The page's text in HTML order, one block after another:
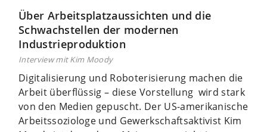
Über Arbeitsplatzaussichten und die
Schwachstellen der modernen
Industrieproduktion
Interview mit Kim Moody
Digitalisierung und Roboterisierung machen die
Arbeit überflüssig – diese Vorstellung wird stark
von den Medien gepuscht. Der US-amerikanische
Arbeitssoziologe und Gewerkschaftsaktivist Kim